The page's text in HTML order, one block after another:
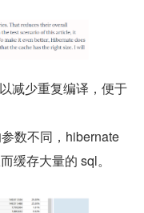
减少重复编译，便于
数不同，hibernate
缓存大量的 sql。